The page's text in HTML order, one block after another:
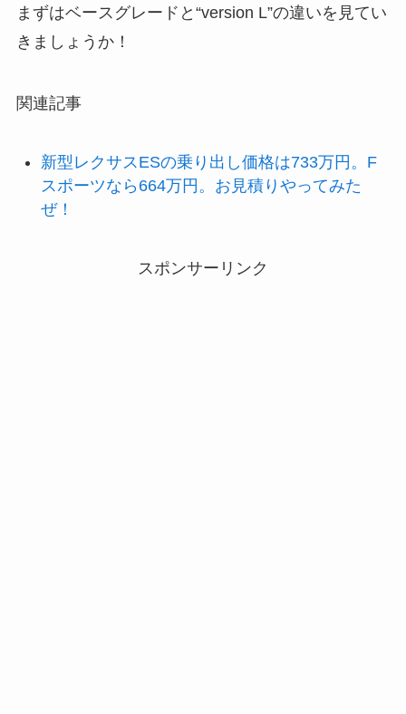
まずはベースグレードと“version L”の違いを見てい
きましょうか！
関連記事
新型レクサスESの乗り出し価格は733万円。F
スポーツなら664万円。お見積りやってみた
ぜ！
スポンサーリンク